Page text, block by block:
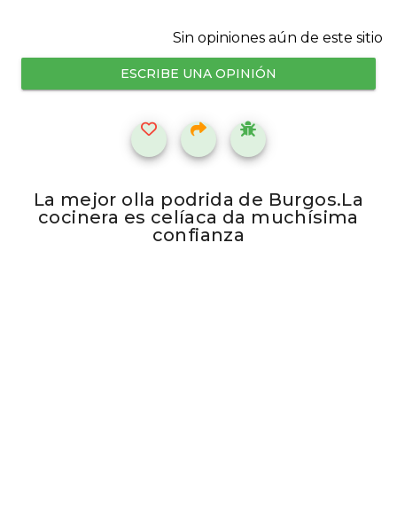
Sin opiniones aún de este sitio
ESCRIBE UNA OPINIÓN
La mejor olla podrida de Burgos.La
cocinera es celíaca da muchísima
confianza